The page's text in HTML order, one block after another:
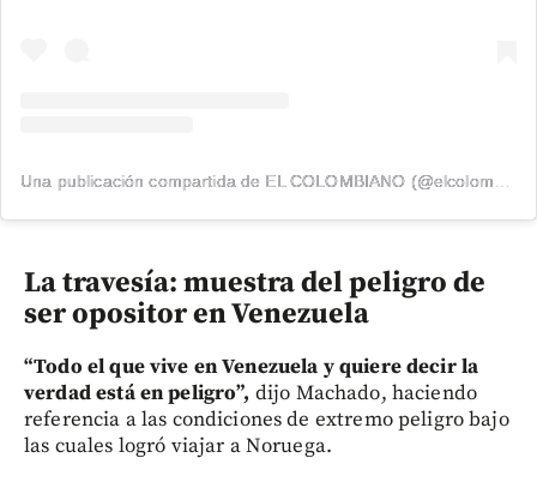
La travesía: muestra del peligro de
ser opositor en Venezuela
“Todo el que vive en Venezuela y quiere decir la
verdad está en peligro”, dijo Machado, haciendo
referencia a las condiciones de extremo peligro bajo
las cuales logró viajar a Noruega.